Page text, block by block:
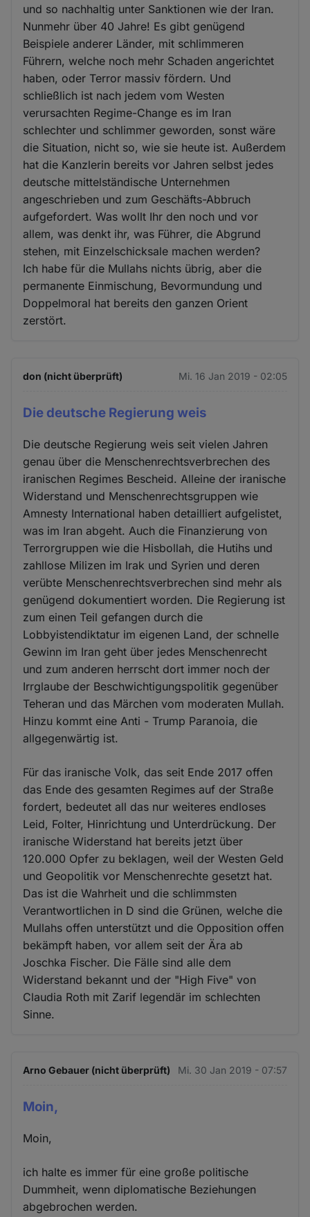
und so nachhaltig unter Sanktionen wie der Iran.
Nunmehr über 40 Jahre! Es gibt genügend
Beispiele anderer Länder, mit schlimmeren
Führern, welche noch mehr Schaden angerichtet
haben, oder Terror massiv fördern. Und
schließlich ist nach jedem vom Westen
verursachten Regime-Change es im Iran
schlechter und schlimmer geworden, sonst wäre
die Situation, nicht so, wie sie heute ist. Außerdem
hat die Kanzlerin bereits vor Jahren selbst jedes
deutsche mittelständische Unternehmen
angeschrieben und zum Geschäfts-Abbruch
aufgefordert. Was wollt Ihr den noch und vor
allem, was denkt ihr, was Führer, die Abgrund
stehen, mit Einzelschicksale machen werden?
Ich habe für die Mullahs nichts übrig, aber die
permanente Einmischung, Bevormundung und
Doppelmoral hat bereits den ganzen Orient
zerstört.
don (nicht überprüft) Mi. 16 Jan 2019 - 02:05
Die deutsche Regierung weis
Die deutsche Regierung weis seit vielen Jahren
genau über die Menschenrechtsverbrechen des
iranischen Regimes Bescheid. Alleine der iranische
Widerstand und Menschenrechtsgruppen wie
Amnesty International haben detailliert aufgelistet,
was im Iran abgeht. Auch die Finanzierung von
Terrorgruppen wie die Hisbollah, die Hutihs und
zahllose Milizen im Irak und Syrien und deren
verübte Menschenrechtsverbrechen sind mehr als
genügend dokumentiert worden. Die Regierung ist
zum einen Teil gefangen durch die
Lobbyistendiktatur im eigenen Land, der schnelle
Gewinn im Iran geht über jedes Menschenrecht
und zum anderen herrscht dort immer noch der
Irrglaube der Beschwichtigungspolitik gegenüber
Teheran und das Märchen vom moderaten Mullah.
Hinzu kommt eine Anti - Trump Paranoia, die
allgegenwärtig ist.
Für das iranische Volk, das seit Ende 2017 offen
das Ende des gesamten Regimes auf der Straße
fordert, bedeutet all das nur weiteres endloses
Leid, Folter, Hinrichtung und Unterdrückung. Der
iranische Widerstand hat bereits jetzt über
120.000 Opfer zu beklagen, weil der Westen Geld
und Geopolitik vor Menschenrechte gesetzt hat.
Das ist die Wahrheit und die schlimmsten
Verantwortlichen in D sind die Grünen, welche die
Mullahs offen unterstützt und die Opposition offen
bekämpft haben, vor allem seit der Ära ab
Joschka Fischer. Die Fälle sind alle dem
Widerstand bekannt und der "High Five" von
Claudia Roth mit Zarif legendär im schlechten
Sinne.
Arno Gebauer (nicht überprüft) Mi. 30 Jan 2019 - 07:57
Moin,
Moin,
ich halte es immer für eine große politische
Dummheit, wenn diplomatische Beziehungen
abgebrochen werden.